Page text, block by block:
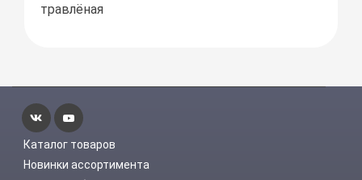
травлёная
Каталог товаров
Новинки ассортимента